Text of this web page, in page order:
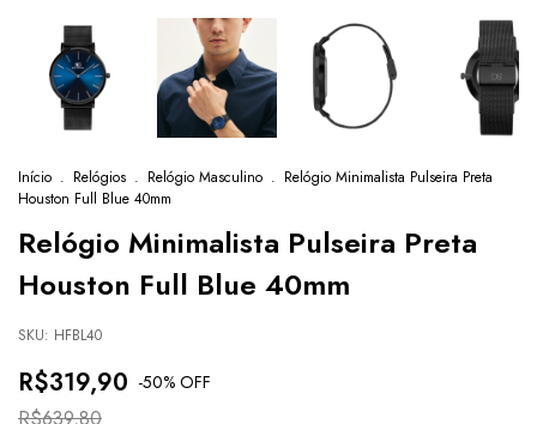
Início . Relógios . Relógio Masculino . Relógio Minimalista Pulseira Preta
Houston Full Blue 40mm
Relógio Minimalista Pulseira Preta
Houston Full Blue 40mm
SKU: HFBL40
R$319,90 -50% OFF
R$639,80